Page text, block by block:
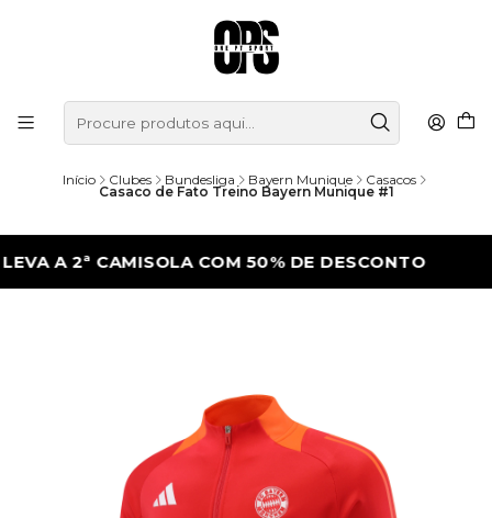
Início Clubes Bundesliga Bayern Munique Casacos
Casaco de Fato Treino Bayern Munique #1
2ª CAMISOLA COM 50% DE DESCONTO